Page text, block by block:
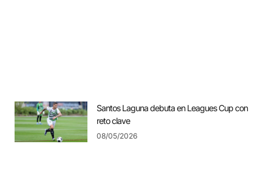
Santos Laguna debuta en Leagues Cup con
reto clave
08/05/2026